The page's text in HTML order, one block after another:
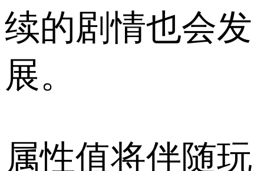
续的剧情也会发
展。
属性值将伴随玩